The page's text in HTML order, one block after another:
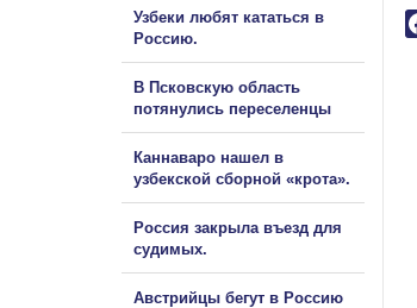
Узбеки любят кататься в
Россию.
В Псковскую область
потянулись переселенцы
Каннаваро нашел в
узбекской сборной «крота».
Россия закрыла въезд для
судимых.
Австрийцы бегут в Россию